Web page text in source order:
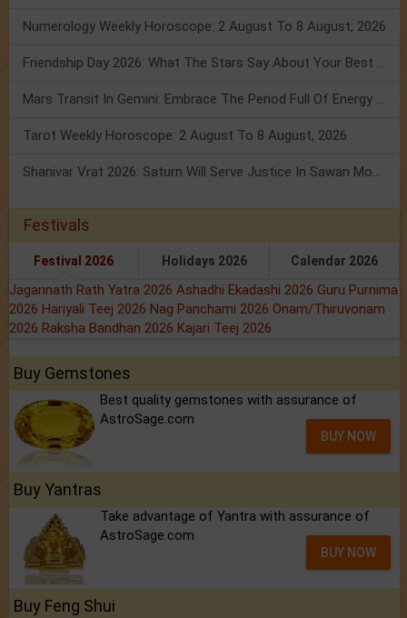
Numerology Weekly Horoscope: 2 August To 8 August, 2026
Friendship Day 2026: What The Stars Say About Your Best Friend!
Mars Transit In Gemini: Embrace The Period Full Of Energy & Intelligence
Tarot Weekly Horoscope: 2 August To 8 August, 2026
Shanivar Vrat 2026: Saturn Will Serve Justice In Sawan Month!
Festivals
Festival 2026 Holidays 2026 Calendar 2026
Jagannath Rath Yatra 2026 Ashadhi Ekadashi 2026 Guru Purnima
2026 Hariyali Teej 2026 Nag Panchami 2026 Onam/Thiruvonam
2026 Raksha Bandhan 2026 Kajari Teej 2026
Buy Gemstones
Best quality gemstones with assurance of
AstroSage.com
BUY NOW
Buy Yantras
Take advantage of Yantra with assurance of
AstroSage.com
BUY NOW
Buy Feng Shui